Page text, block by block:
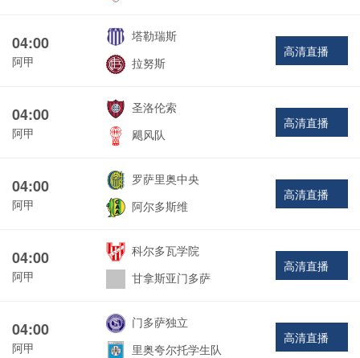
04:00
阿甲
塔勒瑞斯
拉努斯
高清直播
04:00
阿甲
圣洛伦索
飓风队
高清直播
04:00
阿甲
罗萨里奥中央
阿尔多斯维
高清直播
04:00
阿甲
科尔多瓦学院
甘拿斯亚门多萨
高清直播
04:00
阿甲
门多萨独立
里奥夸尔托学生队
高清直播